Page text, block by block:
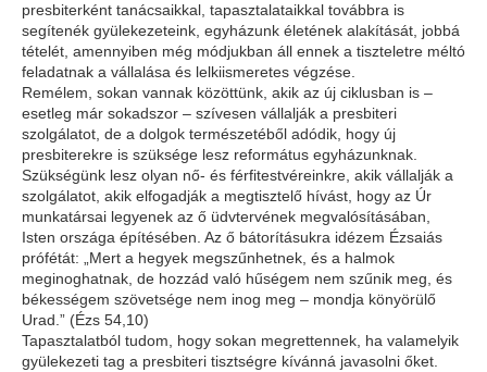
presbiterként tanácsaikkal, tapasztalataikkal továbbra is
segítenék gyülekezeteink, egyházunk életének alakítását, jobbá
tételét, amennyiben még módjukban áll ennek a tiszteletre méltó
feladatnak a vállalása és lelkiismeretes végzése.
Remélem, sokan vannak közöttünk, akik az új ciklusban is –
esetleg már sokadszor – szívesen vállalják a presbiteri
szolgálatot, de a dolgok természetéből adódik, hogy új
presbiterekre is szüksége lesz református egyházunknak.
Szükségünk lesz olyan nő- és férfitestvéreinkre, akik vállalják a
szolgálatot, akik elfogadják a megtisztelő hívást, hogy az Úr
munkatársai legyenek az ő üdvtervének megvalósításában,
Isten országa építésében. Az ő bátorításukra idézem Ézsaiás
prófétát: „Mert a hegyek megszűnhetnek, és a halmok
meginoghatnak, de hozzád való hűségem nem szűnik meg, és
békességem szövetsége nem inog meg – mondja könyörülő
Urad.” (Ézs 54,10)
Tapasztalatból tudom, hogy sokan megrettennek, ha valamelyik
gyülekezeti tag a presbiteri tisztségre kívánná javasolni őket.